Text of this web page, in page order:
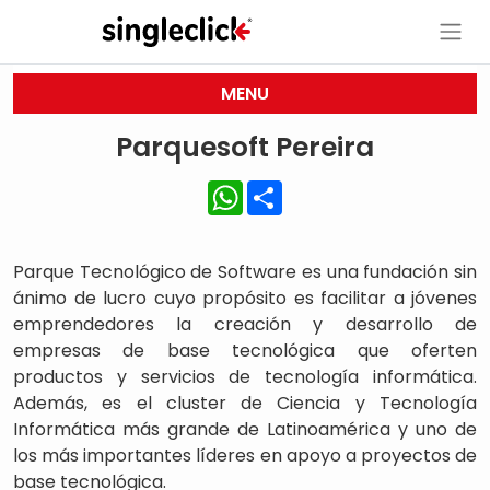
MENU
Parquesoft Pereira
WhatsApp
Parque Tecnológico de Software es una fundación sin
ánimo de lucro cuyo propósito es facilitar a jóvenes
emprendedores la creación y desarrollo de
empresas de base tecnológica que oferten
productos y servicios de tecnología informática.
Además, es el cluster de Ciencia y Tecnología
Informática más grande de Latinoamérica y uno de
los más importantes líderes en apoyo a proyectos de
base tecnológica.